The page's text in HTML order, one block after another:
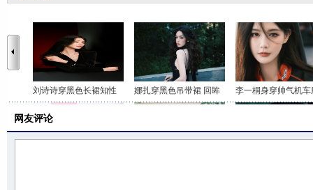
刘诗诗穿黑色长裙知性 娜扎穿黑色吊带裙 回眸 李一桐身穿帅气机车
网友评论